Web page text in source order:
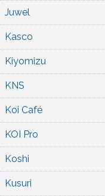
Juwel
Kasco
Kiyomizu
KNS
Koi Café
KOI Pro
Koshi
Kusuri